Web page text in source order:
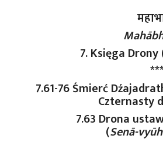
7. Księga Drony
7.61-76 Śmierć
Czternasty
7.63 Drona
(Senā-